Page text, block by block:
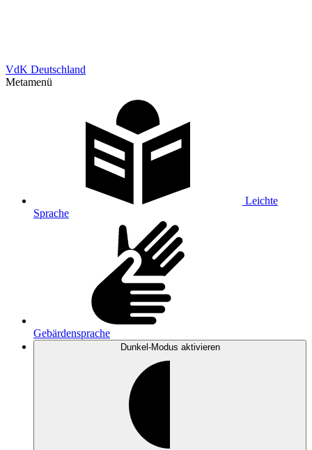
VdK Deutschland
Metamenü
Leichte
Sprache
Gebärdensprache
Dunkel-Modus aktivieren